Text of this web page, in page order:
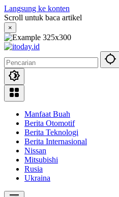
Langsung ke konten
Scroll untuk baca artikel
×
Manfaat Buah
Berita Otomotif
Berita Teknologi
Berita Internasional
Nissan
Mitsubishi
Rusia
Ukraina